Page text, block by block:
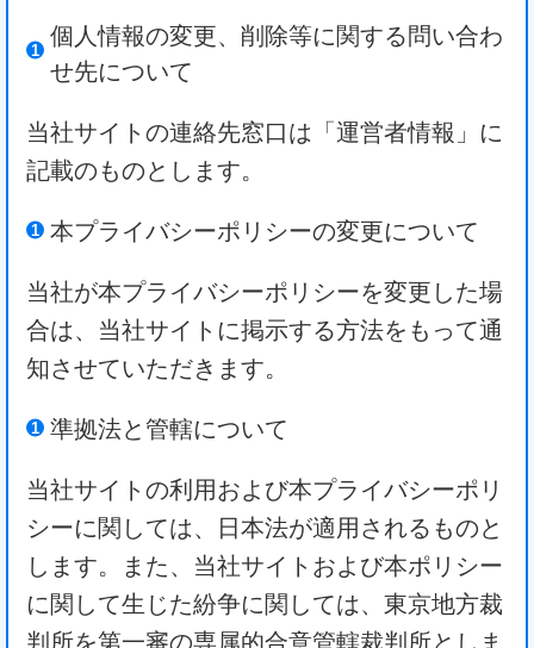
個人情報の変更、削除等に関する問い合わ
せ先について
当社サイトの連絡先窓口は「運営者情報」に
記載のものとします。
本プライバシーポリシーの変更について
当社が本プライバシーポリシーを変更した場
合は、当社サイトに掲示する方法をもって通
知させていただきます。
準拠法と管轄について
当社サイトの利用および本プライバシーポリ
シーに関しては、日本法が適用されるものと
します。また、当社サイトおよび本ポリシー
に関して生じた紛争に関しては、東京地方裁
判所を第一審の専属的合意管轄裁判所としま